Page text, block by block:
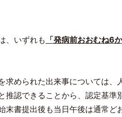
、いずれも 「発病前おおむね6
められた出来事については、
推認できることから、認定基準
書提出後も当日午後は通常ど